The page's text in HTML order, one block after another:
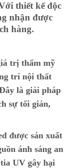
thiết kế độc
nhận được
hàng.
trị thẩm mỹ
trí nội thất
là giải pháp
sự tối giản,
được sản xuất
ánh sáng an
UV gây hại